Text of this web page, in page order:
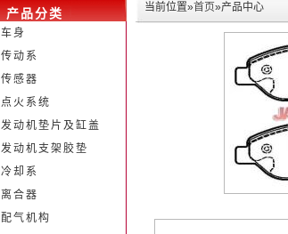
当前位置»首页»产品中心
产品分类
车身
传动系
传感器
点火系统
发动机垫片及缸盖
发动机支架胶垫
冷却系
离合器
配气机构